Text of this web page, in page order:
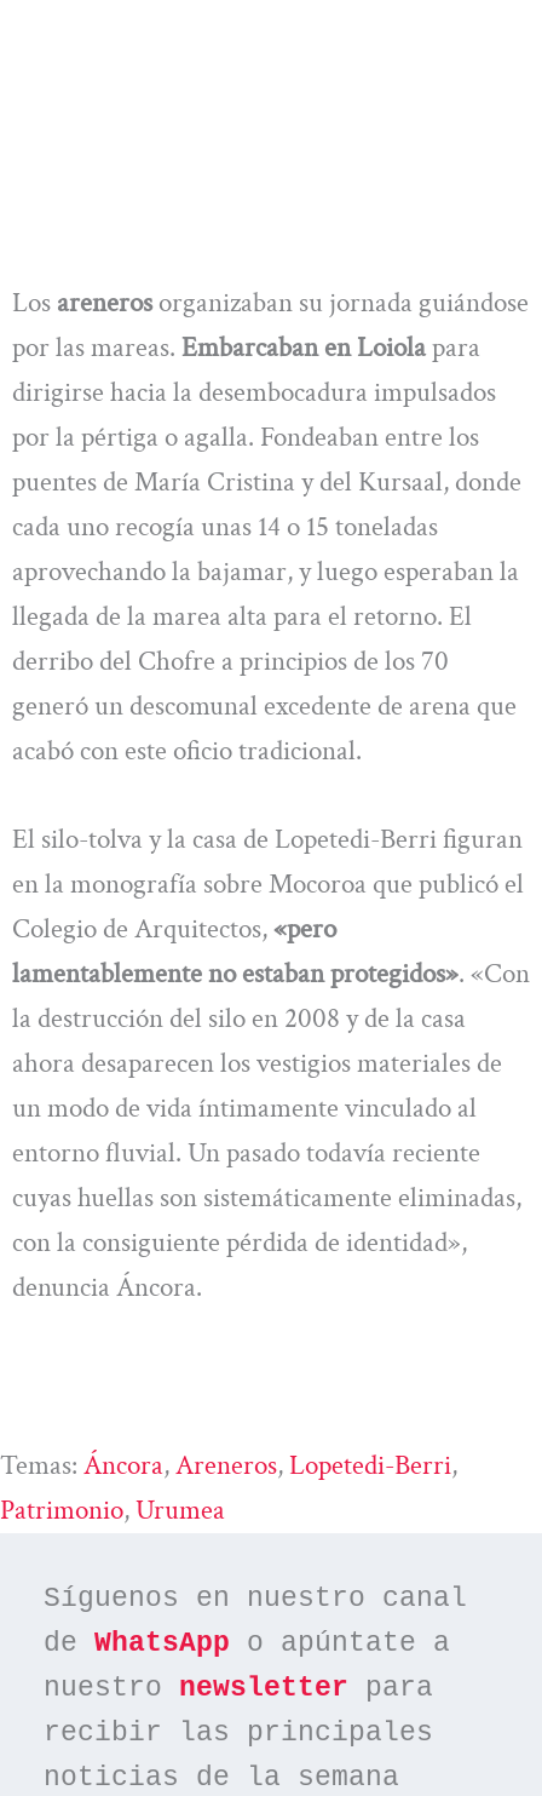
Los arenerosorganizaban su jornada guiándose
por las mareas. Embarcaban en Loiolapara
dirigirse hacia la desembocadura impulsados
por la pértiga o agalla. Fondeaban entre los
puentes de María Cristina y del Kursaal, donde
cada uno recogía unas 14 o 15 toneladas
aprovechando la bajamar, y luego esperaban la
llegada de la marea alta para el retorno. El
derribo del Chofre a principios de los 70
generó un descomunal excedente de arena que
acabó con este oficio tradicional.
El silo-tolva y la casa de Lopetedi-Berri figuran
en la monografía sobre Mocoroa que publicó el
Colegio de Arquitectos,«pero
lamentablemente no estaban protegidos». «Con
la destrucción del silo en 2008 y de la casa
ahora desaparecen los vestigios materiales de
un modo de vida íntimamente vinculado al
entorno fluvial. Un pasado todavía reciente
cuyas huellas son sistemáticamente eliminadas,
con la consiguiente pérdida de identidad»,
denuncia Áncora.
Temas: Áncora, Areneros, Lopetedi-Berri
Patrimonio, Urumea
Síguenos en nuestro canal
de WhatsApp o apúntate a
nuestro newsletter para
recibir las principales
noticias de la semana